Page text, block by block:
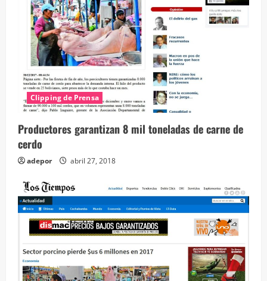
Clipping de Prensa
Productores garantizan 8 mil toneladas de carne de
cerdo
adepor abril 27, 2018